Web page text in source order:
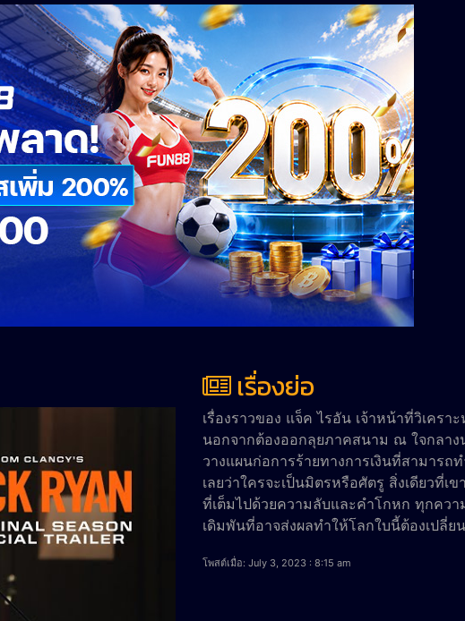
เรื่องย่อ
เรื่องราวของ แจ็ค ไรอัน เจ้าหน้าที่วิเคร
นอกจากต้องออกลุยภาคสนาม ณ ใจกลา
วางแผนก่อการร้ายทางการเงินที่สามารถ
เลยว่าใครจะเป็นมิตรหรือศัตรู สิ่งเดียวที่
ที่เต็มไปด้วยความลับและคำโกหก ทุกคว
เดิมพันที่อาจส่งผลทำให้โลกใบนี้ต้องเปลี่ย
โพสต์เมื่อ: July 3, 2023 : 8:15 am